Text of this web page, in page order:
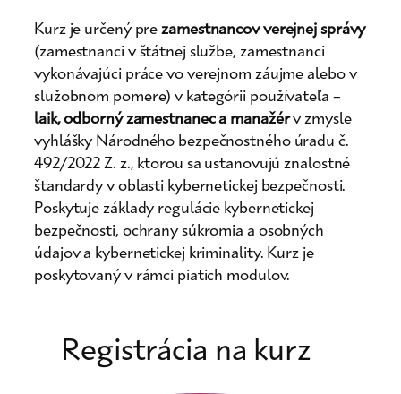
Kurz je určený prezamestnancov verejnej správy
(zamestnanci v štátnej službe, zamestnanci
vykonávajúci práce vo verejnom záujme alebo v
služobnom pomere) v kategórii používateľa –
laik, odborný zamestnanec a manažérv zmysle
vyhlášky Národného bezpečnostného úradu č.
492/2022 Z. z., ktorou sa ustanovujú znalostné
štandardy v oblasti kybernetickej bezpečnosti.
Poskytuje základy regulácie kybernetickej
bezpečnosti, ochrany súkromia a osobných
údajov a kybernetickej kriminality. Kurz je
poskytovaný v rámci piatich modulov.
Registrácia na kurz